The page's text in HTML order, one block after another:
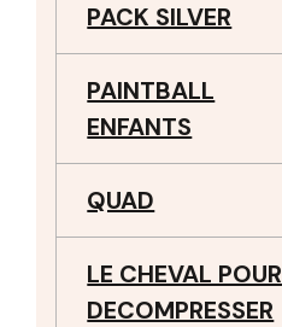
PACK SILVER
PAINTBALL
ENFANTS
QUAD
LE CHEVAL POUR
DECOMPRESSER